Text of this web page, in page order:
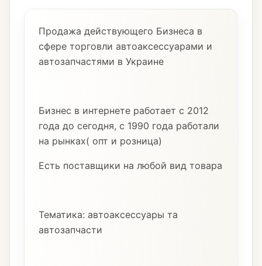
Продажа действующего Бизнеса в
сфере торговли автоаксессуарами и
автозапчастями в Украине
Бизнес в интернете работает с 2012
года до сегодня, с 1990 года работали
на рынках( опт и розница)
Есть поставщики на любой вид товара
Тематика: автоаксессуары та
автозапчасти